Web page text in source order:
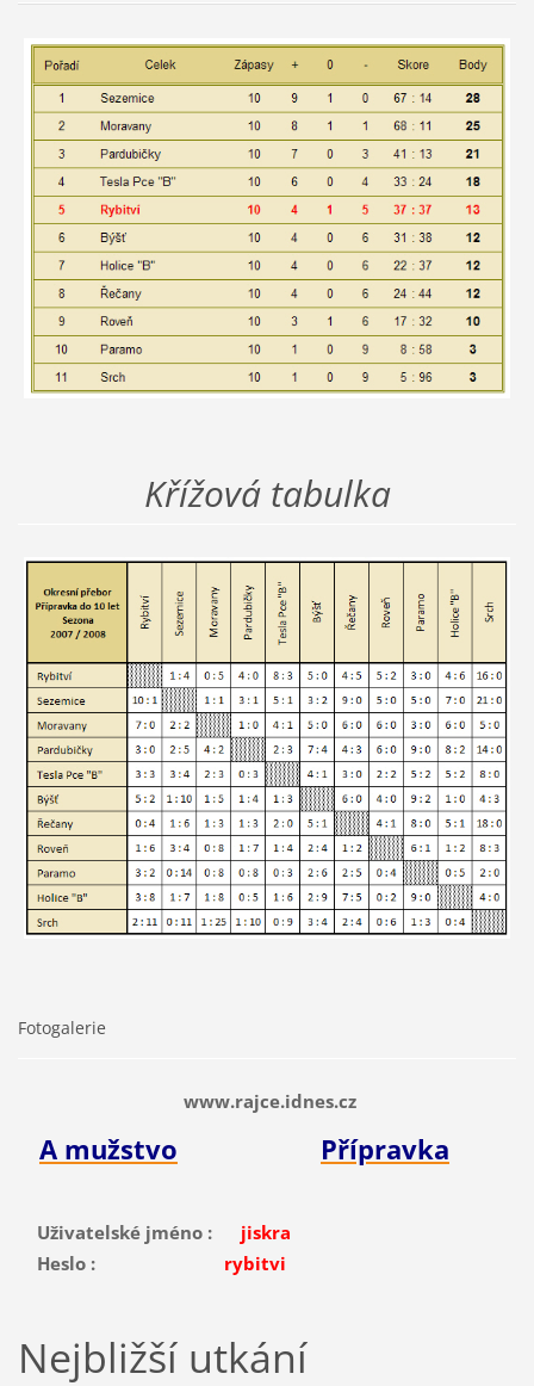
Křížová tabulka
Fotogalerie
www.rajce.idnes.cz
A mužstvo Přípravka
Uživatelské jméno : jiskra
Heslo : rybitvi
Nejbližší utkání